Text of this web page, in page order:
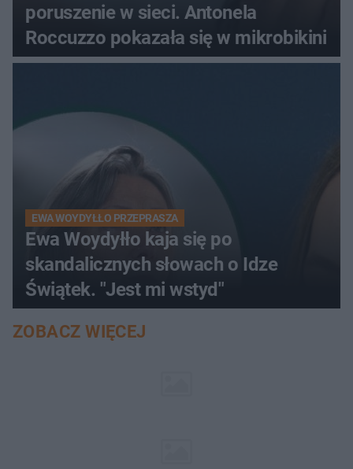
poruszenie w sieci. Antonela
Roccuzzo pokazała się w mikrobikini
EWA WOYDYŁŁO PRZEPRASZA
Ewa Woydyłło kaja się po
skandalicznych słowach o Idze
Świątek. "Jest mi wstyd"
ZOBACZ WIĘCEJ